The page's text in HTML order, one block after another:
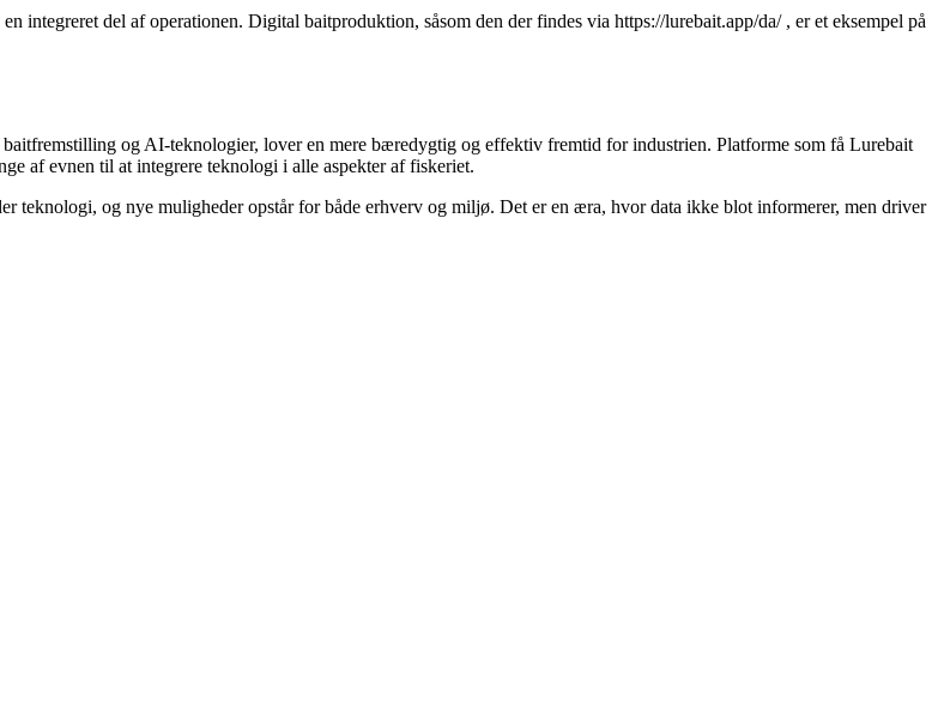
integreret del af operationen. Digital baitproduktion, såsom den der findes via https://lurebait.app/da/ , er et eksempel på
og AI-teknologier, lover en mere bæredygtig og effektiv fremtid for industrien. Platforme som få Lurebait
af evnen til at integrere teknologi i alle aspekter af fiskeriet.
teknologi, og nye muligheder opstår for både erhverv og miljø. Det er en æra, hvor data ikke blot informerer, men driver